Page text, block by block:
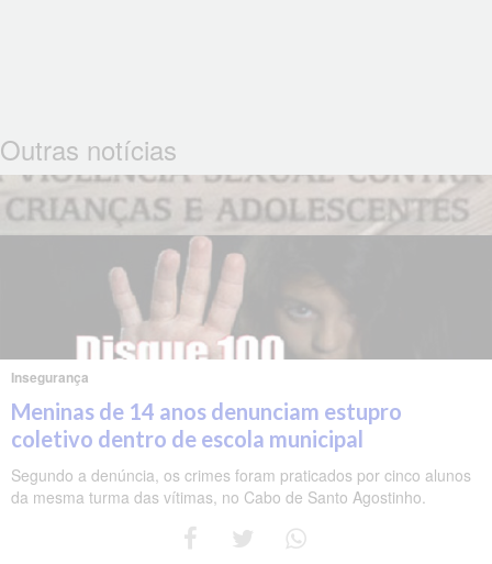
Outras notícias
Insegurança
Meninas de 14 anos denunciam estupro
coletivo dentro de escola municipal
Segundo a denúncia, os crimes foram praticados por cinco alunos
da mesma turma das vítimas, no Cabo de Santo Agostinho.